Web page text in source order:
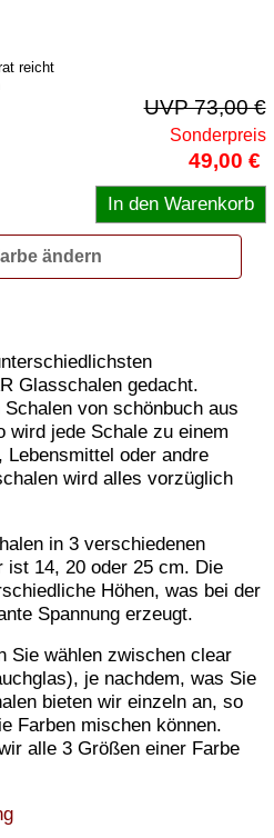
reicht
UVP 73,00 €
Sonderpreis
49,00 €
ändern
Glasschalen gedacht.
von schönbuch aus
wird jede Schale zu einem
oder andre
wird alles vorzüglich
in 3 verschiedenen
ist 14, 20 oder 25 cm. Die
Höhen, was bei der
Spannung erzeugt.
Sie wählen zwischen clear
je nachdem, was Sie
bieten wir einzeln an, so
Farben mischen können.
alle 3 Größen einer Farbe